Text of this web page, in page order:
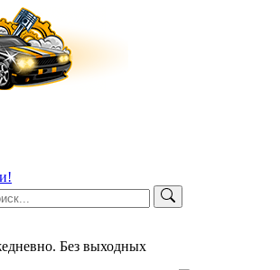
Без выходных